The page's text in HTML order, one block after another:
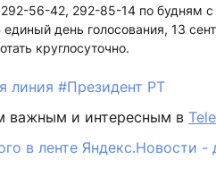
56-42, 292-85-14 по будням
день голосования, 13
круглосуточно.
линия #Президент РТ
важным и интересным в
в ленте Яндекс.Новости